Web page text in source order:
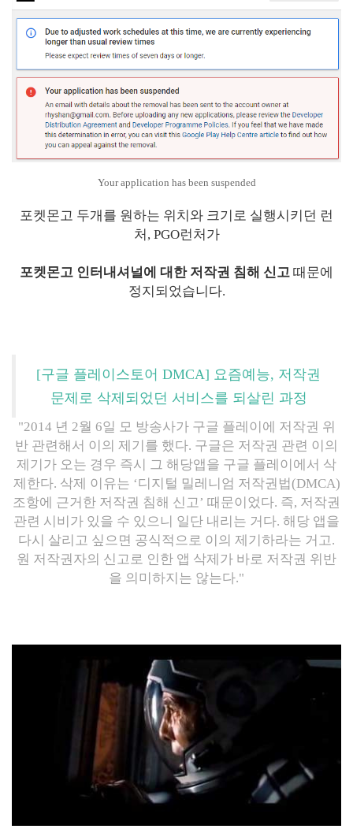
Your application has been suspended
포켓몬고 두개를 원하는 위치와 크기로 실행시키던 런
처, PGO런처가
포켓몬고 인터내셔널에 대한 저작권 침해 신고 때문에
정지되었습니다.
[구글 플레이스토어 DMCA] 요즘예능, 저작권
문제로 삭제되었던 서비스를 되살린 과정
"2014 년 2월 6일 모 방송사가 구글 플레이에 저작권 위
반 관련해서 이의 제기를 했다. 구글은 저작권 관련 이의
제기가 오는 경우 즉시 그 해당앱을 구글 플레이에서 삭
제한다. 삭제 이유는 ‘디지털 밀레니엄 저작권법(DMCA)
조항에 근거한 저작권 침해 신고’ 때문이었다. 즉, 저작권
관련 시비가 있을 수 있으니 일단 내리는 거다. 해당 앱을
다시 살리고 싶으면 공식적으로 이의 제기하라는 거고.
원 저작권자의 신고로 인한 앱 삭제가 바로 저작권 위반
을 의미하지는 않는다."